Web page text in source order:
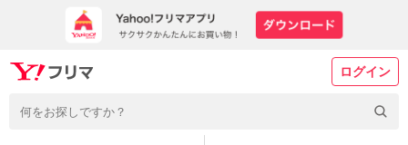
ログイン